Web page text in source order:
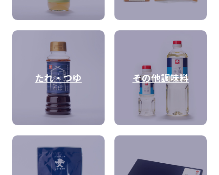
たれ・つゆ その他調味料